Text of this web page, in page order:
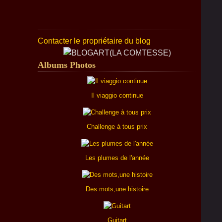
Contacter le propriétaire du blog
Albums Photos
Il viaggio continue
Challenge à tous prix
Les plumes de l'année
Des mots,une histoire
Guitart